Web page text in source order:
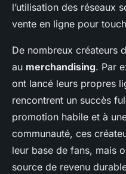
l’utilisation des réseaux
vente en ligne pour
De nombreux créateurs
au merchandising. Par
ont lancé leurs propres
rencontrent un succès
promotion habile et à
communauté, ces
leur base de fans, mais
source de revenu